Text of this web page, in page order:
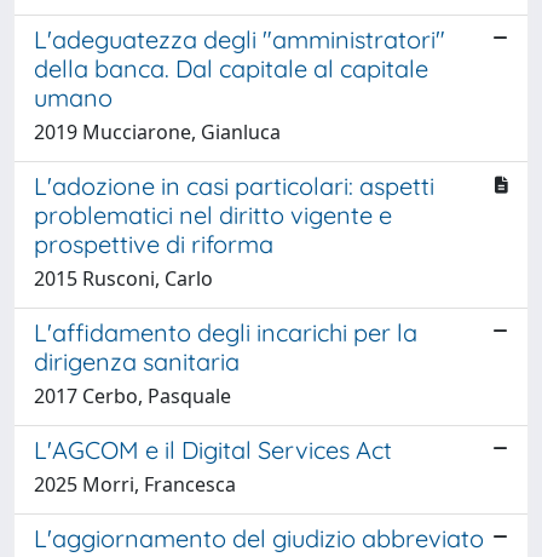
L'adeguatezza degli "amministratori"
della banca. Dal capitale al capitale
umano
2019 Mucciarone, Gianluca
L'adozione in casi particolari: aspetti
problematici nel diritto vigente e
prospettive di riforma
2015 Rusconi, Carlo
L'affidamento degli incarichi per la
dirigenza sanitaria
2017 Cerbo, Pasquale
L'AGCOM e il Digital Services Act
2025 Morri, Francesca
L'aggiornamento del giudizio abbreviato